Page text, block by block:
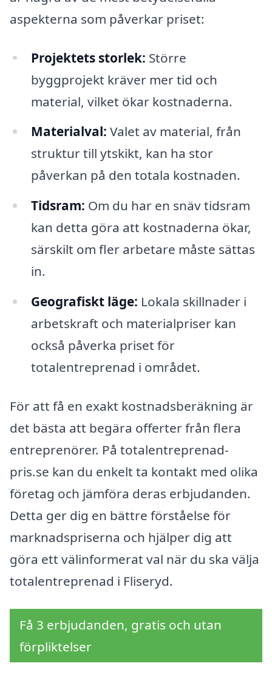
aspekterna som påverkar priset:
Projektets storlek: Större
byggprojekt kräver mer tid och
material, vilket ökar kostnaderna.
Materialval: Valet av material, från
struktur till ytskikt, kan ha stor
påverkan på den totala kostnaden.
Tidsram: Om du har en snäv tidsram
kan detta göra att kostnaderna ökar,
särskilt om fler arbetare måste sättas
in.
Geografiskt läge: Lokala skillnader i
arbetskraft och materialpriser kan
också påverka priset för
totalentreprenad i området.
För att få en exakt kostnadsberäkning är
det bästa att begära offerter från flera
entreprenörer. På totalentreprenad-
pris.se kan du enkelt ta kontakt med olika
företag och jämföra deras erbjudanden.
Detta ger dig en bättre förståelse för
marknadspriserna och hjälper dig att
göra ett välinformerat val när du ska välja
totalentreprenad i Fliseryd.
Få 3 erbjudanden, gratis och utan
förpliktelser